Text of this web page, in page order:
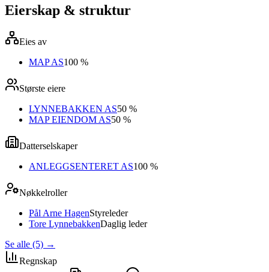
Eierskap & struktur
Eies av
MAP AS100 %
Største eiere
LYNNEBAKKEN AS50 %
MAP EIENDOM AS50 %
Datterselskaper
ANLEGGSENTERET AS100 %
Nøkkelroller
Pål Arne HagenStyreleder
Tore LynnebakkenDaglig leder
Se alle (5) →
Regnskap